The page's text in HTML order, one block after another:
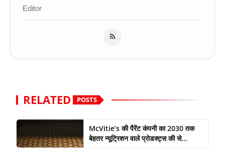
Editor
RELATED POSTS
McVitie’s की पैरेंट कंपनी का 2030 तक
बेहतर न्यूट्रिशन वाले प्रोडक्ट्स की से...